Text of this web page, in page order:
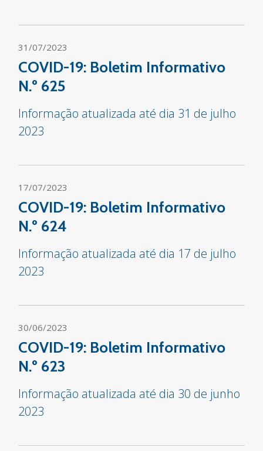
31/07/2023
COVID-19: Boletim Informativo
N.º 625
Informação atualizada até dia 31 de julho
2023
17/07/2023
COVID-19: Boletim Informativo
N.º 624
Informação atualizada até dia 17 de julho
2023
30/06/2023
COVID-19: Boletim Informativo
N.º 623
Informação atualizada até dia 30 de junho
2023